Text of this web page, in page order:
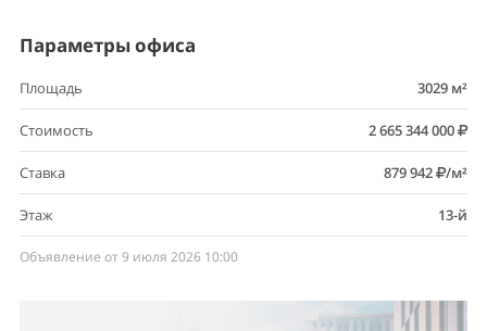
Параметры офиса
Площадь 3029 м²
Стоимость 2 665 344 000
Ставка 879 942 /м²
Этаж 13-й
Объявление от 9 июля 2026 10:00